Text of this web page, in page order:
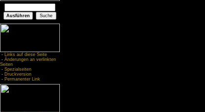
- Links auf diese Seite
- Änderungen an verlinkten
Seiten
- Spezialseiten
- Druckversion
- Permanenter Link